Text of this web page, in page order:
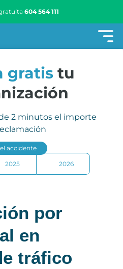
604 564 111
gratistu
2 minutos el importe
accidente
2025 2026
por
en
tráfico